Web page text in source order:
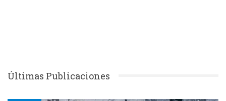
Últimas Publicaciones